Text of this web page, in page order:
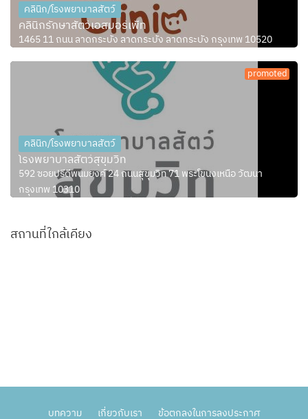
คลินิก/โรงพยาบาลสัตว์
คลินิกรักษาสัตว์เอสมอร์เพ็ท
1465 11 ถนน ลาดกระบัง ลาดกระบัง ลาดกระบัง กรุงเทพ 10520
promoted
คลินิก/โรงพยาบาลสัตว์
โรงพยาบาลสัตว์สุขุมวิท
592 ซอยปรีดีพนมยงค์ 24 ถนนสุขุมวิท 71 พระโขนงเหนือ วัฒนา
กรุงเทพ 10310
สถานที่ใกล้เคียง
บทความ เกี่ยวกับเรา ข้อตกลงในการลงประกาศ